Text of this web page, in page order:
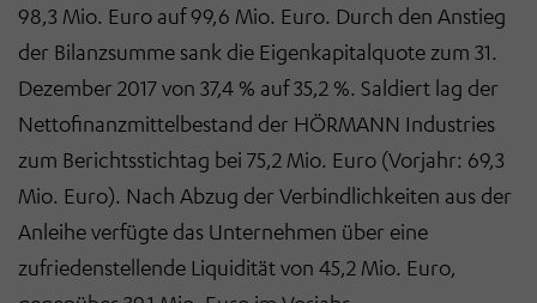
98,3 Mio. Euro auf 99,6 Mio. Euro. Durch den Anstieg
der Bilanzsumme sank die Eigenkapitalquote zum 31.
Dezember 2017 von 37,4 % auf 35,2 %. Saldiert lag der
Nettofinanzmittelbestand der HÖRMANN Industries
zum Berichtsstichtag bei 75,2 Mio. Euro (Vorjahr: 69,3
Mio. Euro). Nach Abzug der Verbindlichkeiten aus der
Anleihe verfügte das Unternehmen über eine
zufriedenstellende Liquidität von 45,2 Mio. Euro,